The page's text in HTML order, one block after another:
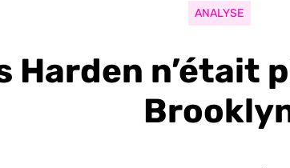
ANALYSE
Harden n’était